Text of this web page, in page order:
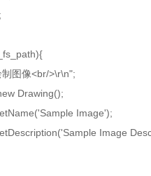
像<br/>\r\n";
Drawing();
Image');
Image